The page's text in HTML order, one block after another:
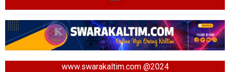
www.swarakaltim.com @2024